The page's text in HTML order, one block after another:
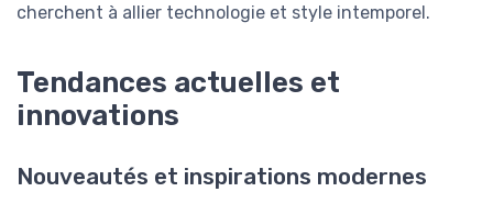
cherchent à allier technologie et style intemporel.
Tendances actuelles et
innovations
Nouveautés et inspirations modernes